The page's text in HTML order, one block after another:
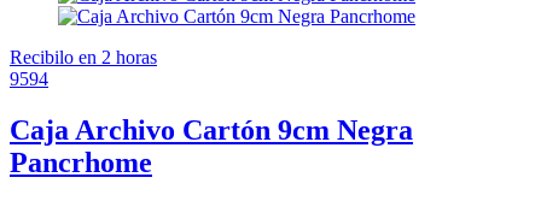
Recibilo en 2 horas
9594
Caja Archivo Cartón 9cm Negra
Pancrhome